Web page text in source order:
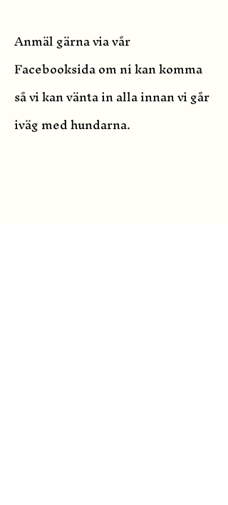
Anmäl gärna via vår
Facebooksida om ni kan komma
så vi kan vänta in alla innan vi går
iväg med hundarna.